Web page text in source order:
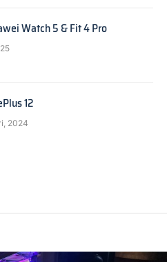
Watch 5 & Fit 4 Pro
12
2024